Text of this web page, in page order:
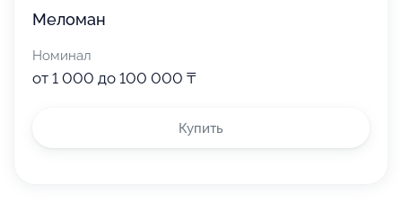
Меломан
Номинал
от 1 000 до 100 000 ₸
Купить